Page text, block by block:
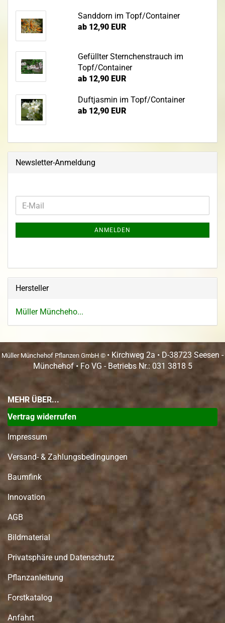
Sanddorn im Topf/Container
ab 12,90 EUR
Gefüllter Sternchenstrauch im
Topf/Container
ab 12,90 EUR
Duftjasmin im Topf/Container
ab 12,90 EUR
Newsletter-Anmeldung
ANMELDEN
Hersteller
Müller Müncheho...
Müller Münchehof Pflanzen GmbH © • Kirchweg 2a • D-38723 Seesen -
Münchehof • Fo VG - Betriebs Nr.: 031 3818 5
MEHR ÜBER...
Vertrag widerrufen
Impressum
Versand- & Zahlungsbedingungen
Baumfink
Innovation
AGB
Bildmaterial
Privatsphäre und Datenschutz
Pflanzanleitung
Forstkatalog
Anfahrt